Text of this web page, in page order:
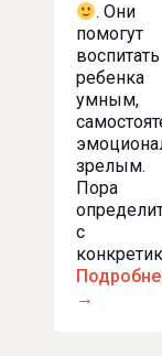
. Они
помогут
воспитать
ребенка
умным,
зрелым.
Пора
с
→